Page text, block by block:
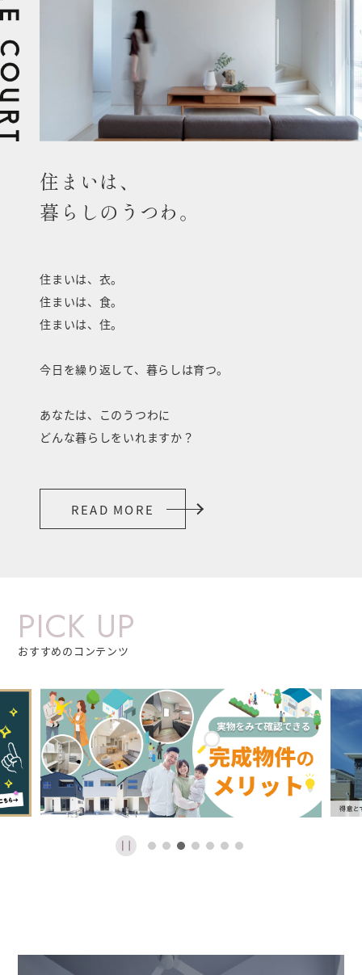
住まいは、
暮らしのうつわ。
住まいは、衣。
住まいは、食。
住まいは、住。
今日を繰り返して、暮らしは育つ。
あなたは、このうつわに
どんな暮らしをいれますか？
READ MORE
PICK UP
おすすめのコンテンツ